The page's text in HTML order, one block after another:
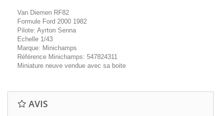
Van Diemen RF82
Formule Ford 2000 1982
Pilote: Ayrton Senna
Echelle 1/43
Marque: Minichamps
Référence Minichamps: 547824311
Miniature neuve vendue avec sa boite
AVIS